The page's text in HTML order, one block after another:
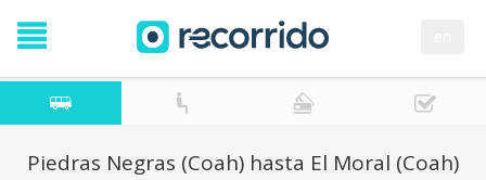
Piedras Negras (Coah) hasta El Moral (Coah)